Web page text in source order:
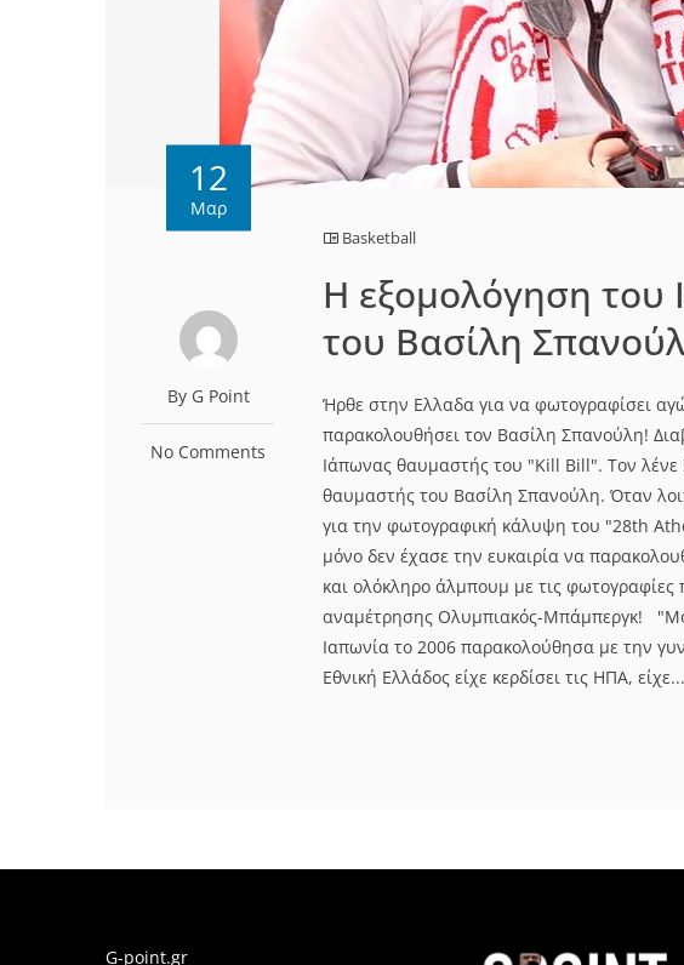
12
Μαρ
By G Point
No Comments
Basketball
H εξομολόγηση
του Βασίλη
Ήρθε στην Ελλαδα για να φωτογραφίσει
παρακολουθήσει τον Βασίλη Σπανούλη!
Ιάπωνας θαυμαστής του "Kill Bill". Tον λένε
θαυμαστής του Βασίλη Σπανούλη. Όταν
για την φωτογραφική κάλυψη του "28th
μόνο δεν έχασε την ευκαιρία να
και ολόκληρο άλμπουμ με τις φωτογραφίες
αναμέτρησης Ολυμπιακός-Μπάμπεργκ!
Ιαπωνία το 2006 παρακολούθησα με την
Εθνική Ελλάδος είχε κερδίσει τις ΗΠΑ, είχε...
G-point.gr